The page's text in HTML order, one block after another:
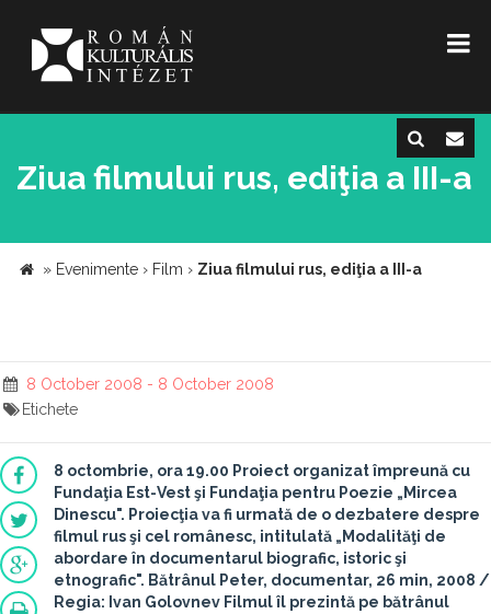
Ziua filmului rus, ediţia a III-a
» Evenimente › Film › Ziua filmului rus, ediţia a III-a
8 October 2008 - 8 October 2008
Etichete
8 octombrie, ora 19.00 Proiect organizat împreună cu
Fundaţia Est-Vest şi Fundaţia pentru Poezie „Mircea
Dinescu". Proiecţia va fi urmată de o dezbatere despre
filmul rus şi cel românesc, intitulată „Modalităţi de
abordare în documentarul biografic, istoric şi
etnografic". Bătrânul Peter, documentar, 26 min, 2008 /
Regia: Ivan Golovnev Filmul îl prezintă pe bătrânul